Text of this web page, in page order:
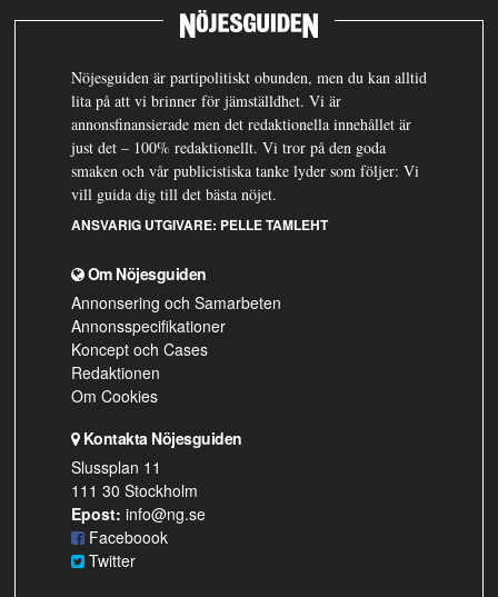
Nöjesguiden är partipolitiskt obunden, men du kan alltid
lita på att vi brinner för jämställdhet. Vi är
annonsfinansierade men det redaktionella innehållet är
just det – 100% redaktionellt. Vi tror på den goda
smaken och vår publicistiska tanke lyder som följer: Vi
vill guida dig till det bästa nöjet.
ANSVARIG UTGIVARE: PELLE TAMLEHT
Om Nöjesguiden
Annonsering och Samarbeten
Annonsspecifikationer
Koncept och Cases
Redaktionen
Om Cookies
Kontakta Nöjesguiden
Slussplan 11
111 30 Stockholm
Epost: info@ng.se
Faceboook
Twitter